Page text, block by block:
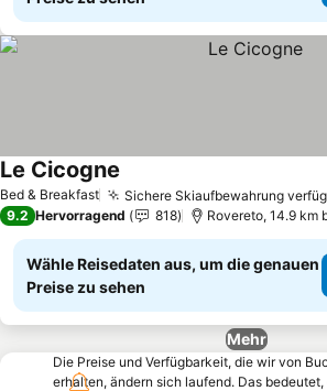
Bed & Breakfast Sichere Skiaufbewahrung
Le Cicogne
9.2 Hervorragend 818 Rovereto, 14.9 km
Wähle Reisedaten aus, um die genauen
Preise zu sehen
Mehr
Die Preise und Verfügbarkeit, die wir von
erhalten, ändern sich laufend. Das bedeutet,